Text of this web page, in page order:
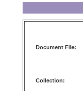
Document File:
Collection: